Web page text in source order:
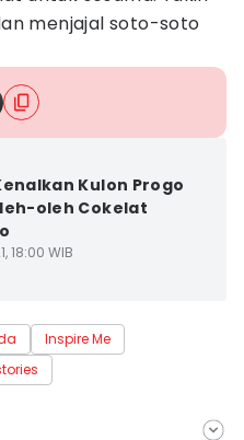
menjajal soto-soto
Kulon Progo
oleh Cokelat
18:00 WIB
Inspire Me